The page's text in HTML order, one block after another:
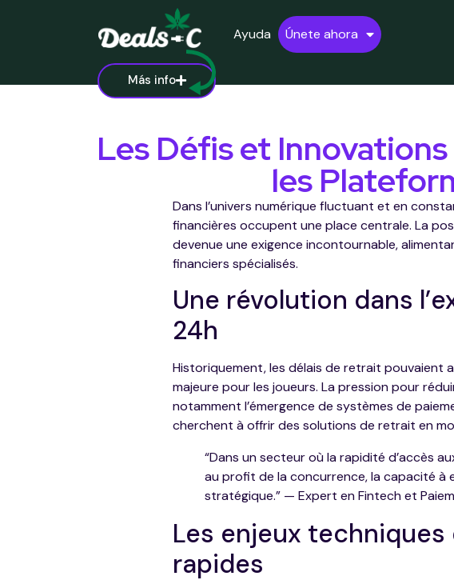
Más info
Ayuda Únete ahora
Les Défis et
les
Dans l’univers numérique fluctuant et en
financières occupent une place centrale. La
devenue une exigence incontournable,
financiers spécialisés.
Une révolution dans
24h
Historiquement, les délais de retrait
majeure pour les joueurs. La pression pour
notamment l’émergence de systèmes de
cherchent à offrir des solutions de retrait en
“Dans un secteur où la rapidité d’accès
au profit de la concurrence, la capacité
stratégique.” — Expert en Fintech et
Les enjeux
rapides